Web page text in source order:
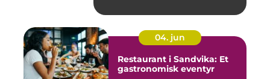
04. jun
Restaurant i Sandvika: Et
gastronomisk eventyr